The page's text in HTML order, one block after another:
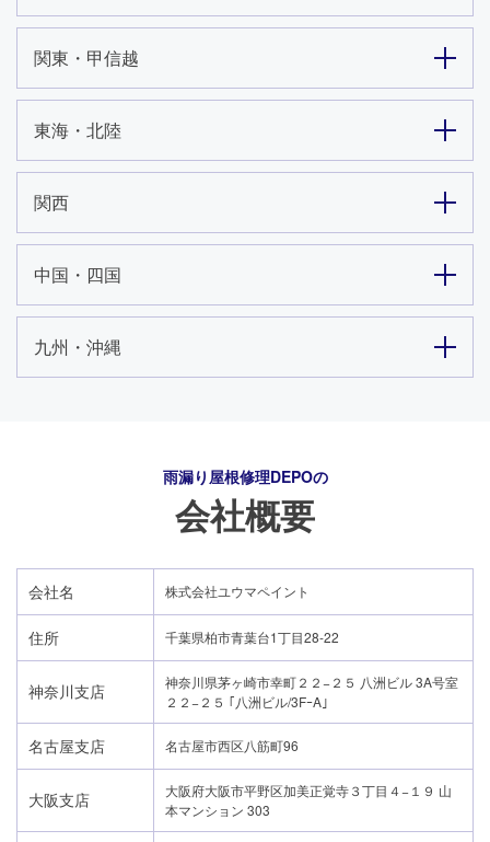
関東・甲信越
東海・北陸
関西
中国・四国
九州・沖縄
雨漏り屋根修理DEPOの
会社概要
会社名 株式会社ユウマペイント
住所 千葉県柏市青葉台1丁目28-22
神奈川支店
神奈川県茅ヶ崎市幸町２２−２５ 八洲ビル 3A号室
２２−２５ ｢八洲ビル/3FｰA｣
名古屋支店 名古屋市西区八筋町96
大阪支店
大阪府大阪市平野区加美正覚寺３丁目４−１９ 山
本マンション 303